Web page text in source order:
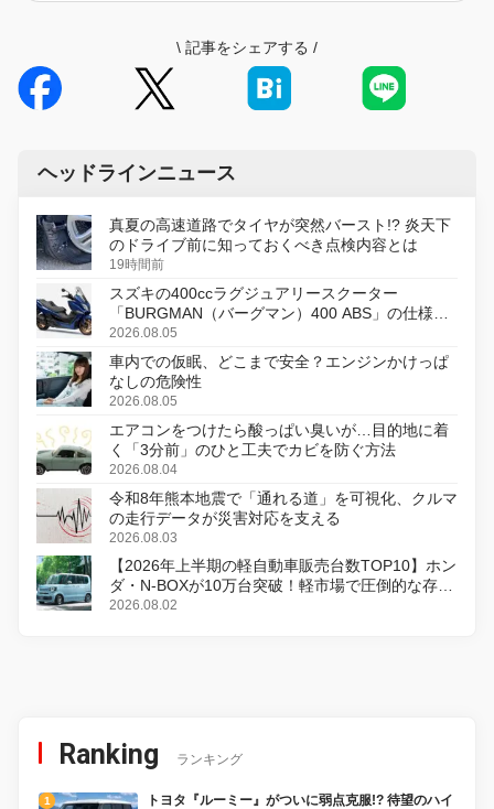
\ 記事をシェアする /
ヘッドラインニュース
真夏の高速道路でタイヤが突然バースト!? 炎天下
のドライブ前に知っておくべき点検内容とは
19時間前
スズキの400ccラグジュアリースクーター
「BURGMAN（バーグマン）400 ABS」の仕様を
変更し、8月18日に発売
2026.08.05
車内での仮眠、どこまで安全？エンジンかけっぱ
なしの危険性
2026.08.05
エアコンをつけたら酸っぱい臭いが…目的地に着
く「3分前」のひと工夫でカビを防ぐ方法
2026.08.04
令和8年熊本地震で「通れる道」を可視化、クルマ
の走行データが災害対応を支える
2026.08.03
【2026年上半期の軽自動車販売台数TOP10】ホン
ダ・N-BOXが10万台突破！軽市場で圧倒的な存在
感
2026.08.02
Ranking ランキング
トヨタ『ルーミー』がついに弱点克服!? 待望のハイ